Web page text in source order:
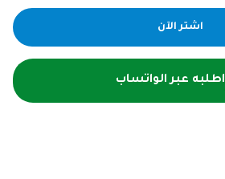
اشتر الآن
اطلبه عبر الواتساب